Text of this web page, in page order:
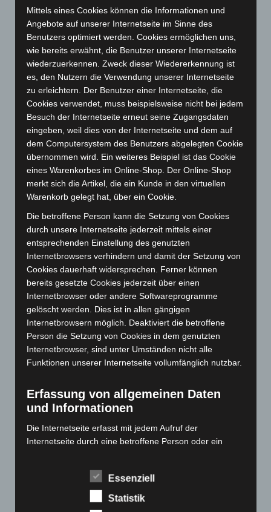
Februar 2025(96)
Januar 2025 (88)
Dezember 2024
November 2024(94)
Oktober 2024(93)
September 2024
(112)
August 2024(107)
Juli 2024(89)
Juni 2024(107)
Mai 2024(149)
April 2024(102)
März 2024(103)
Februar 2024(103)
Januar 2024(111)
Dezember 2023(130)
November 2023(130)
Oktober 2023(114)
September 2023
(133)
August 2023(134)
Juli 2023(118)
Mai 2023(139)
März 2023(174)
(130)
Mittels eines Cookies können die Informationen und
Angebote auf unserer Internetseite im Sinne des
Benutzers optimiert werden. Cookies ermöglichen uns,
wie bereits erwähnt, die Benutzer unserer Internetseite
wiederzuerkennen. Zweck dieser Wiedererkennung ist
es, den Nutzern die Verwendung unserer Internetseite
zu erleichtern. Der Benutzer einer Internetseite, die
Cookies verwendet, muss beispielsweise nicht bei jedem
Besuch der Internetseite erneut seine Zugangsdaten
eingeben, weil dies von der Internetseite und dem auf
dem Computersystem des Benutzers abgelegten Cookie
übernommen wird. Ein weiteres Beispiel ist das Cookie
eines Warenkorbes im Online-Shop. Der Online-Shop
merkt sich die Artikel, die ein Kunde in den virtuellen
Warenkorb gelegt hat, über ein Cookie.
Die betroffene Person kann die Setzung von Cookies
durch unsere Internetseite jederzeit mittels einer
entsprechenden Einstellung des genutzten
Internetbrowsers verhindern und damit der Setzung von
Cookies dauerhaft widersprechen. Ferner können
bereits gesetzte Cookies jederzeit über einen
Internetbrowser oder andere Softwareprogramme
gelöscht werden. Dies ist in allen gängigen
Internetbrowsern möglich. Deaktiviert die betroffene
Person die Setzung von Cookies in dem genutzten
Internetbrowser, sind unter Umständen nicht alle
Funktionen unserer Internetseite vollumfänglich nutzbar.
Erfassung von allgemeinen Daten
und Informationen
Die Internetseite erfasst mit jedem Aufruf der
Internetseite durch eine betroffene Person oder ein
Informationen werden in den Logfiles des Servers
gespeichert. Erfasst werden können die (1) verwendeten
Browsertypen und Versionen, (2) das vom zugreifenden
Essenziell
Statistik